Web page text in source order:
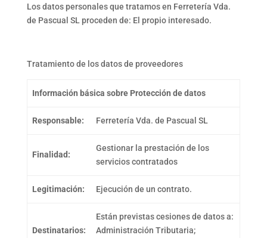
Los datos personales que tratamos en Ferretería Vda.
de Pascual SL proceden de: El propio interesado.
Tratamiento de los datos de proveedores
Información básica sobre Protección de datos
Responsable: Ferretería Vda. de Pascual SL
Finalidad:
Gestionar la prestación de los
servicios contratados
Legitimación: Ejecución de un contrato.
Destinatarios:
Están previstas cesiones de datos a:
Administración Tributaria;